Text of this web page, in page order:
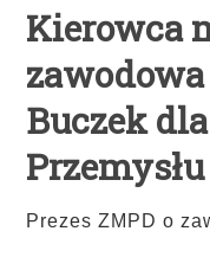
Kierowca
Buczek
Przemysłu
Prezes ZMPD o